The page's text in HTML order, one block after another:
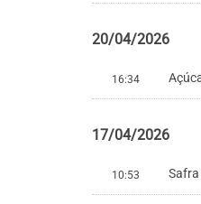
20/04/2026
16:34
17/04/2026
10:53